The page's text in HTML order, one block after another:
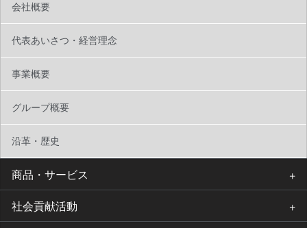
会社概要
代表あいさつ・経営理念
事業概要
グループ概要
沿革・歴史
商品・サービス
社会貢献活動